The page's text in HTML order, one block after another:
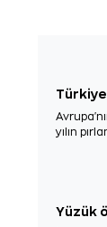
yılın
Yüzük